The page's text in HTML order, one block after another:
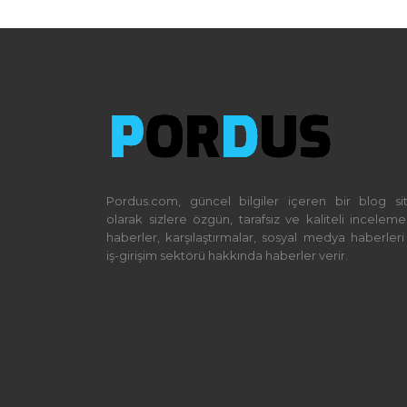
Pordus.com, güncel bilgiler içeren bir blog
olarak sizlere özgün, tarafsız ve kaliteli
haberler, karşılaştırmalar, sosyal medya
iş-girişim sektörü hakkında haberler verir.